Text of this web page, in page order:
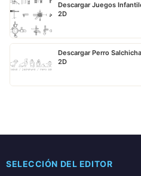
Descargar Juegos
2D
Descargar Perro
2D
SELECCIÓN DEL EDITOR